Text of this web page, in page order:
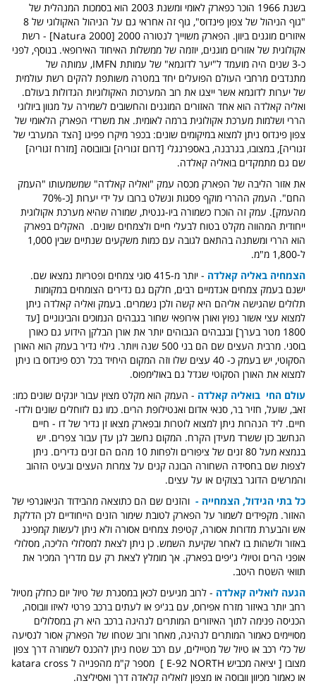
בשנת 1966 הוכר כפארק לאומי ומשנת 2003 הוא בסמכות המנהלית של
"גוף הניהול של צפון פינדוס", גוף זה אחראי גם על הניהול האקולוגי של 8
איזורים מוגנים ביוון. הפארק משוייך לנטורה 2000
[Natura 2000] -
רשת
אקולוגית של אזורים מוגנים, יוזמה של ממשלות האיחוד האירופאי. בנוסף, לפני
כ-3 שנים היה מועמד ל"יער לדוגמא" של עמותת
עמותה של
מתנדבים מרחבי העולם הפועלים יחד במטרה משותפת להקים רשת עולמית
של יערות לדוגמא אשר ייצגו את רוב המערכות האקולוגיות הגדולות בעולם.
ואליה קאלדה הוא אחד האזורים המוגנים והחשובים לשמירה על מגוון ביולוגי
הררי ושלמות מערכת אקולוגית ברמה לאומית. את משרדי הפארק הלאומי של
צפון פינדוס ניתן למצוא במיקומים שונים: בכפר מיקרו פפיגו [הצד המערבי של
זגוריה], במצובו, בגרבנה, באספרנגלי [דרום זגוריה] ובוובוסה [מזרח זגוריה]
שם גם מתמקדים בואליה קאלדה.
את אזור הליבה של הפארק מכסה עמק "ואליה קאלדה" שמשמעותו "העמק
החם". העמק ההררי מוקף פסגות ונשלט ברובו על ידי יערות [כ-70%
מהעמק]. עמק זה הוכרז כשמורה ביו-גנטית, שמורה שהיא מערכת אקולוגית
ייחודית המהווה מקלט בטוח לבעלי חיים ולצמחים שונים. האקלים בפארק
הוא הררי ומשתנה בהתאם לגובה עם כמות משקעים שנתיים שבין 1,000
ל-1,800 מ"מ
.
הצמחיה באליה קאלדה
- יותר מ-415 סוגי צמחים ופטריות נמצאו שם.
ישנם בעמק צמחים אנדמיים רבים, חלקם גם נדירים הצומחים במקומות
תלולים שהגישה אליהם היא קשה ולכן נשמרים. בעמק ואליה קאלדה ניתן
למצוא עצי אשור נפוץ ואורן אירופאי שחור בגבהים הנמוכים והבינוניים [עד
1800 מטר בערך] ובגבהים הגבוהים יותר את אורן הבלקן הידוע גם כאורן
בוסני. מרבית העצים שם הם בני 500 שנה ויותר. גילוי נדיר בעמק הוא האורן
הסקוטי, יש בעמק כ- 40 עצים שלו וזה המקום היחיד בכל רכס פינדוס בו ניתן
למצוא את האורן הסקוטי שגדל גם באולימפוס.
עולם החי בואליה קאלדה - העמק הוא מקלט מצוין עבור יונקים שונים כמו:
זאב, שועל, חזיר בר, סנאי אדום ואנטילופת הרים. כמו גם לזוחלים שונים ולדו-
חיים. ליד הנהרות ניתן למצוא לוטרות ובפארק מצאו זן נדיר של דו - חיים
הנחשב כזן ששרד מעידן הקרח. המקום נחשב לגן עדן עבור צפרים. יש
בנמצא מעל 80 זנים של ציפורים ולפחות 10 מהם הם זנים נדירים. ניתן
לצפות שם בחסידה השחורה הבונה קנים על צמרות העצים ובעיט הזהוב
והמרשים הדוגר בצוקים או על עצים.
כל בתי הגידול, הצמחייה - והזנים שם הם כתוצאה מהבידוד הגיאוגרפי של
האזור. מקפידים לשמור על הפארק לטובת שימור הזנים הייחודיים לכן הדלקת
אש והבערת מדורות אסורה, קטיפת צמחים אסורה ולא ניתן לעשות קמפינג
באזור ולשהות בו לאחר שקיעת השמש. כן ניתן לצאת למסלולי הליכה, מסלולי
אופני הרים וטיולי ג'יפים בפארק. אך מומלץ לצאת רק עם מדריך המכיר את
תוואי השטח היטב.
הגעה לואליה קאלדה - לרוב מגיעים לכאן במסגרת של טיול יום כחלק מטיול
רחב יותר באיזור מזרח אפירוס, עם בג'יפ או לעתים ברכב פרטי לאיזו וובוסה,
הכניסה פנימה לתוך האיזורים המותרים לנהיגה ברכב היא רק במסלולים
מסויימים כאמור המותרים לנהיגה, מאחר ורוב שטחו של הפארק אסור לנסיעה
של כלי רכב או טיול של מטיילים, עם רכב שטח ניתן להכנס לשמורה דרך צפון
מצובו [ יציאה מכביש E-92 NORTH ] מספר ק"מ מהפנייה ל katara cross
או כאמור מכיוון וובוסה או מצפון לואליה קלאדה דרך ואסיליצה.